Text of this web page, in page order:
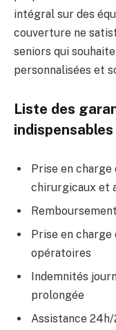
intégral sur des
couverture ne
seniors qui
personnalisées et
Liste des
Prise en charge
chirurgicaux et
Prise en
opératoires
Indemnités
prolongée
Assistance